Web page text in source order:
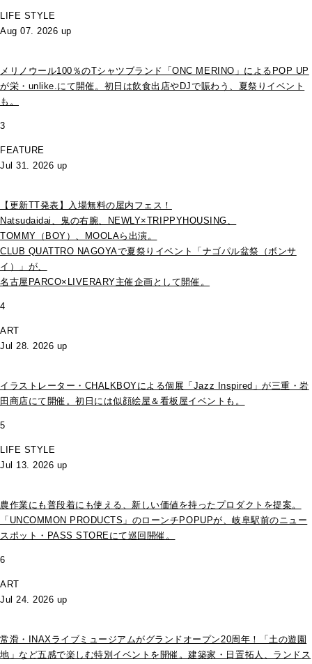
LIFE STYLE
Aug 07. 2026 up
メリノウール100％のTシャツブランド「ONC MERINO」によるPOP UP
が栄・unlike.にて開催。初日は飲食出店やDJで賑わう、夏祭りイベント
も。
3
FEATURE
Jul 31. 2026 up
【更新TT発表】入場無料の屋内フェス！
Natsudaidai、鬼の右腕、NEWLY×TRIPPYHOUSING、
TOMMY（BOY）、MOOLAら出演。
CLUB QUATTRO NAGOYAで夏祭りイベント「ナゴパル盆祭（ボンサ
イ）」が、
名古屋PARCO×LIVERARY主催企画として開催。
4
ART
Jul 28. 2026 up
イラストレーター・CHALKBOYによる個展「Jazz Inspired」が三重・岩
田商店にて開催。初日には似顔絵屋＆看板屋イベントも。
5
LIFE STYLE
Jul 13. 2026 up
農作業にも普段着にも使える、新しい価値を持ったプロダクトを提案。
「UNCOMMON PRODUCTS」のローンチPOPUPが、岐阜駅前のニュー
スポット・PASS STOREにて巡回開催。
6
ART
Jul 24. 2026 up
常滑・INAXライブミュージアムがグランドオープン20周年！「土の遊園
地」など五感で楽しむ特別イベントを開催。建築家・日置拓人、ランドス